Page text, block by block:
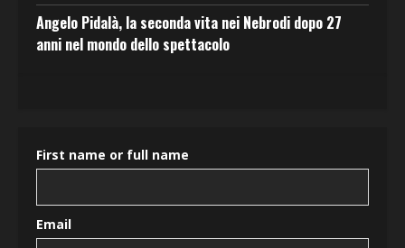
Angelo Pidalà, la seconda vita nei Nebrodi dopo 27
anni nel mondo dello spettacolo
First name or full name
Email